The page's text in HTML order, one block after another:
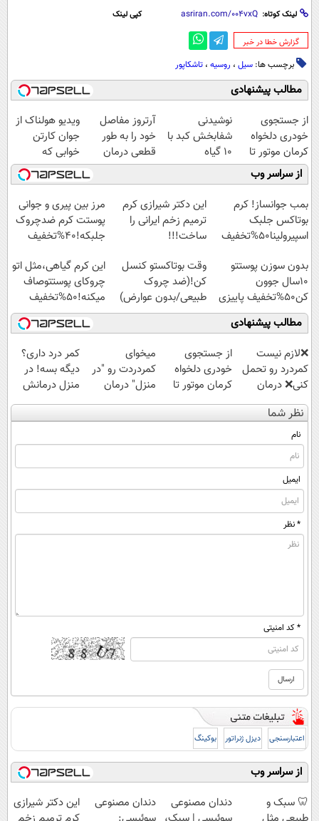
لینک کوتاه: کپی لینک
‌گزارش خطا در خبر
برچسب ها: سیل ، روسیه ، تاشکاپور
مطالب پیشنهادی
از جستجوی
خودری دلخواه
کرمان موتور تا
فروش آن،
ساده، بی واسطه
و مستقیم
نوشیدنی
شفابخش کبد با
10 گیاه
موثر(تخفیف تا
امشب)
آرتروز مفاصل
خود را به طور
قطعی درمان
کنید!
◗پرسش‌نامه◖
ویدیو هولناک از
جوان کارتن
خوابی که
میلیاردر شد.
آموزش رایگان
از سراسر وب
بمب جوانساز! کرم
بوتاکس جلبک
اسپیرولینا50%تخفیف
این دکتر شیرازی کرم
ترمیم زخم ایرانی را
ساخت!!!
مرز بین پیری و جوانی
پوستت کرم ضدچروک
جلبکه!40%تخفیف
بدون سوزن پوستتو
10سال جوون
کن50%تخفیف پاییزی
وقت بوتاکستو کنسل
کن!(ضد چروک
طبیعی/بدون عوارض)
این کرم گیاهی،مثل اتو
چروکای پوستتوصاف
میکنه!50%تخفیف
مطالب پیشنهادی
❌لازم نیست
کمردرد رو تحمل
کنی❌ درمان
بدون جراحی و
قرص
(پرسشنامه)
از جستجوی
خودری دلخواه
کرمان موتور تا
فروش آن،
ساده، بی واسطه
میخوای
کمردردت رو "در
منزل" درمان
کنی؟ (◂فیلم +
◂پرسش‌نامه)
کمر درد داری؟
دیگه بسه! در
منزل درمانش
کن
(◀پرسش‌نامه)
نظر شما
نام
ایمیل
* نظر
* کد امنیتی
اعتبارسنجی دیزل ژنراتور بوکینگ
از سراسر وب
🦷 سبک و
دندان مصنوعی
دندان مصنوعی
این دکتر شیرازی